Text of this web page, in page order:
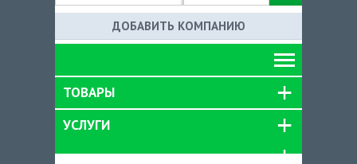
ДОБАВИТЬ КОМПАНИЮ
ТОВАРЫ
УСЛУГИ